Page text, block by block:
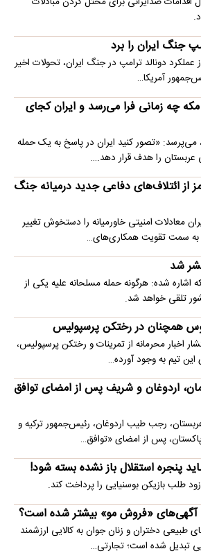
جنگ ایران را برد
عملکرد دونالد ترامپ در جنگ ایران، تحولات اخیر
آمریکا…
چه زمانی فرا می‌رسد و ایران کجای
می‌پرسد: «تصور کنید ایران در پاسخ به یک حمله
عربستان را هدف قرار دهد.…
از ائتلاف‌های دفاعی جدید درمیانه جنگ
معادلات امنیتی خاورمیانه را دستخوش تغییر
به سمت تقویت همکاری‌های…
شد
شده: هرگونه حمله مسلحانه علیه یکی از
تلقی خواهد شد.
همچنان در رختکن پرسپولیس
اخبار محرمانه از تمرینات و رختکن پرسپولیس،
تیم به وجود آورده…
اردوغان و شریف پس از امضای توافق
رجب طیب اردوغان، رئیس‌جمهور ترکیه و
پس از امضای «توافق…
پنجره استقلال باز نشده بسته شود!
طلب بازیکن بوسنیایی را پرداخت کند.
آگهی‌های «فروش مو» بیشتر شده است؟
طبیعی دختران و زنان جوان به کالایی ارزشمند
تبدیل شده است؛ تجارتی…